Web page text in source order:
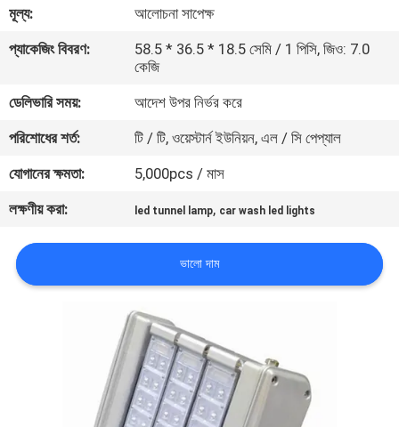
কারখানা
ভ্রমণ
মান
নিয়ন্ত্রণ
যোগাযোগ
উদ্ধৃতির
মূল্য:
আলোচনা সাপেক্ষ
প্যাকেজিং বিবরণ:
58.5 * 36.5 * 18.5 সেমি / 1 পিসি, জিও: 7.0
কেজি
ডেলিভারি সময়:
আদেশ উপর নির্ভর করে
পরিশোধের শর্ত:
টি / টি, ওয়েস্টার্ন ইউনিয়ন, এল / সি পেপ্যাল
যোগানের ক্ষমতা:
5,000pcs / মাস
লক্ষণীয় করা:
led tunnel lamp, car wash led lights
ভালো দাম